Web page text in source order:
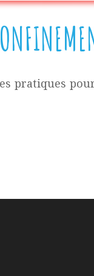
pratiques